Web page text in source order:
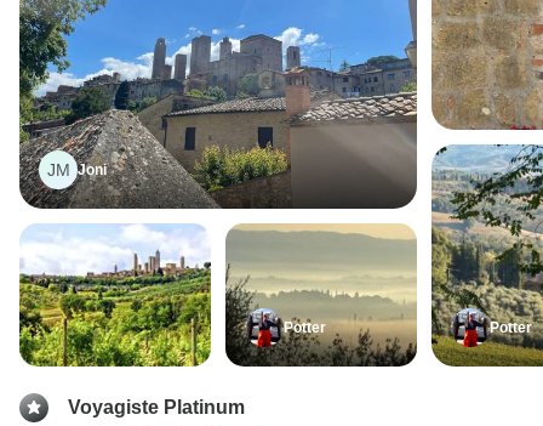
JM Joni
Potter Potter
Voyagiste Platinum